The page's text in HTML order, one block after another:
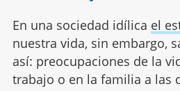
En una sociedad idílica el
nuestra vida, sin embargo,
así: preocupaciones de la
trabajo o en la familia a las